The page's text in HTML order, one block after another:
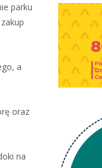
parku
a
oraz
na